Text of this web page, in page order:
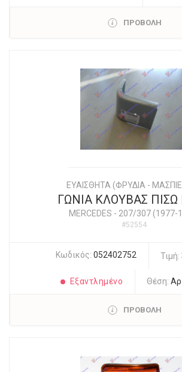
ΠΡΟΒΟΛΗ
ΕΥΑΙΣΘΗΤΑ (ΦΡΥΔΙΑ -
ΓΩΝΙΑ ΚΛΟΥΒΑΣ ΠΙΣΩ
MERCEDES - 207/307 (1977-
#52554
Κωδικός: 052402752 Τιμή:
Εξαντλημένο Θέση:
ΠΡΟΒΟΛΗ